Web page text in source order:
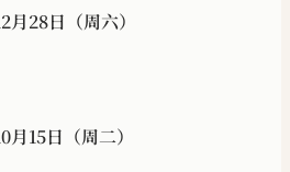
28日（周六）
15日（周二）